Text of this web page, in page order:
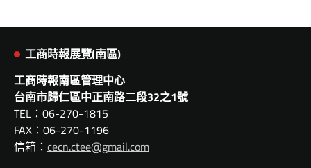
工商時報展覽(南區)
工商時報南區管理中心
台南市歸仁區中正南路二段32之1號
TEL：06-270-1815
FAX：06-270-1196
信箱： cecn.ctee@gmail.com